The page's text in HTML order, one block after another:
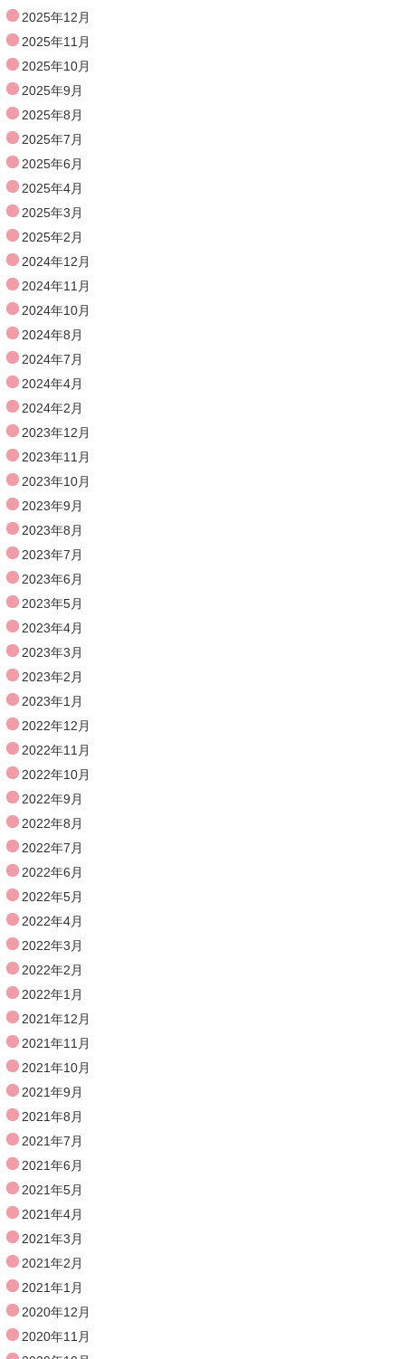
2025年12月
2025年11月
2025年10月
2025年9月
2025年8月
2025年7月
2025年6月
2025年4月
2025年3月
2025年2月
2024年12月
2024年11月
2024年10月
2024年8月
2024年7月
2024年4月
2024年2月
2023年12月
2023年11月
2023年10月
2023年9月
2023年8月
2023年7月
2023年6月
2023年5月
2023年4月
2023年3月
2023年2月
2023年1月
2022年12月
2022年11月
2022年10月
2022年9月
2022年8月
2022年7月
2022年6月
2022年5月
2022年4月
2022年3月
2022年2月
2022年1月
2021年12月
2021年11月
2021年10月
2021年9月
2021年8月
2021年7月
2021年6月
2021年5月
2021年4月
2021年3月
2021年2月
2021年1月
2020年12月
2020年11月